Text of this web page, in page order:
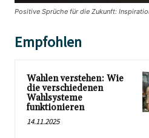
Positive Sprüche für die Zukunft:
Empfohlen
Wahlen verstehen: Wie
die verschiedenen
Wahlsysteme
funktionieren
14.11.2025